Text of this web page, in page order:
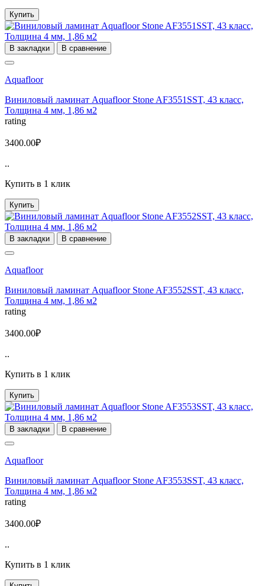
Купить
В закладки В сравнение
Aquafloor
Виниловый ламинат Aquafloor Stone AF3551SST, 43 класс,
Толщина 4 мм, 1,86 м2
rating
3400.00₽
..
Купить в 1 клик
Купить
В закладки В сравнение
Aquafloor
Виниловый ламинат Aquafloor Stone AF3552SST, 43 класс,
Толщина 4 мм, 1,86 м2
rating
3400.00₽
..
Купить в 1 клик
Купить
В закладки В сравнение
Aquafloor
Виниловый ламинат Aquafloor Stone AF3553SST, 43 класс,
Толщина 4 мм, 1,86 м2
rating
3400.00₽
..
Купить в 1 клик